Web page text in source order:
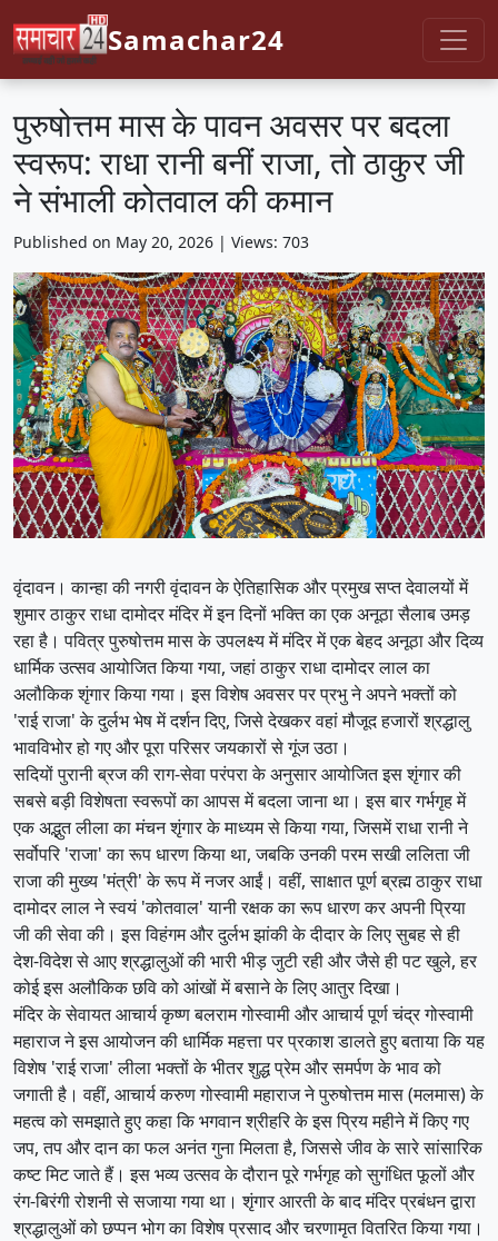
Samachar24
​पुरुषोत्तम मास के पावन अवसर पर बदला
स्वरूप: राधा रानी बनीं राजा, तो ठाकुर जी
ने संभाली कोतवाल की कमान
Published on May 20, 2026 | Views: 703
​वृंदावन। कान्हा की नगरी वृंदावन के ऐतिहासिक और प्रमुख सप्त देवालयों में
शुमार ठाकुर राधा दामोदर मंदिर में इन दिनों भक्ति का एक अनूठा सैलाब उमड़
रहा है। पवित्र पुरुषोत्तम मास के उपलक्ष्य में मंदिर में एक बेहद अनूठा और दिव्य
धार्मिक उत्सव आयोजित किया गया, जहां ठाकुर राधा दामोदर लाल का
अलौकिक शृंगार किया गया। इस विशेष अवसर पर प्रभु ने अपने भक्तों को
'राई राजा' के दुर्लभ भेष में दर्शन दिए, जिसे देखकर वहां मौजूद हजारों श्रद्धालु
भावविभोर हो गए और पूरा परिसर जयकारों से गूंज उठा।
​सदियों पुरानी ब्रज की राग-सेवा परंपरा के अनुसार आयोजित इस शृंगार की
सबसे बड़ी विशेषता स्वरूपों का आपस में बदला जाना था। इस बार गर्भगृह में
एक अद्भुत लीला का मंचन शृंगार के माध्यम से किया गया, जिसमें राधा रानी ने
सर्वोपरि 'राजा' का रूप धारण किया था, जबकि उनकी परम सखी ललिता जी
राजा की मुख्य 'मंत्री' के रूप में नजर आईं। वहीं, साक्षात पूर्ण ब्रह्म ठाकुर राधा
दामोदर लाल ने स्वयं 'कोतवाल' यानी रक्षक का रूप धारण कर अपनी प्रिया
जी की सेवा की। इस विहंगम और दुर्लभ झांकी के दीदार के लिए सुबह से ही
देश-विदेश से आए श्रद्धालुओं की भारी भीड़ जुटी रही और जैसे ही पट खुले, हर
कोई इस अलौकिक छवि को आंखों में बसाने के लिए आतुर दिखा।
​मंदिर के सेवायत आचार्य कृष्ण बलराम गोस्वामी और आचार्य पूर्ण चंद्र गोस्वामी
महाराज ने इस आयोजन की धार्मिक महत्ता पर प्रकाश डालते हुए बताया कि यह
विशेष 'राई राजा' लीला भक्तों के भीतर शुद्ध प्रेम और समर्पण के भाव को
जगाती है। वहीं, आचार्य करुण गोस्वामी महाराज ने पुरुषोत्तम मास (मलमास) के
महत्व को समझाते हुए कहा कि भगवान श्रीहरि के इस प्रिय महीने में किए गए
जप, तप और दान का फल अनंत गुना मिलता है, जिससे जीव के सारे सांसारिक
कष्ट मिट जाते हैं। इस भव्य उत्सव के दौरान पूरे गर्भगृह को सुगंधित फूलों और
रंग-बिरंगी रोशनी से सजाया गया था। शृंगार आरती के बाद मंदिर प्रबंधन द्वारा
श्रद्धालुओं को छप्पन भोग का विशेष प्रसाद और चरणामृत वितरित किया गया।